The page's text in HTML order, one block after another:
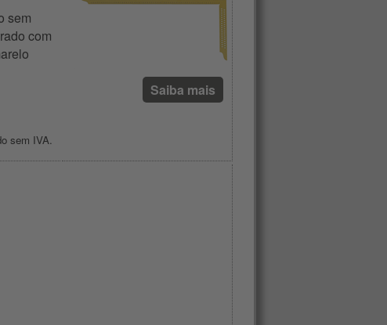
sem
com
sem IVA.
Saiba mais